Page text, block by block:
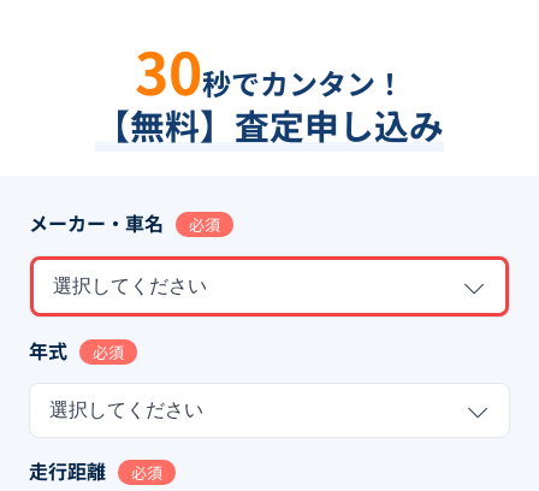
30秒でカンタン！
【無料】査定申し込み
メーカー・車名 必須
選択してください
年式 必須
選択してください
走行距離 必須